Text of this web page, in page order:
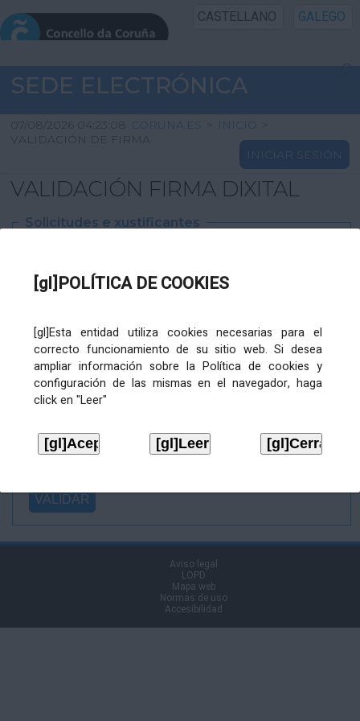
[gl]POLÍTICA DE COOKIES
[gl]Esta entidad utiliza cookies necesarias para el
correcto funcionamiento de su sitio web. Si desea
ampliar información sobre la Política de cookies y
configuración de las mismas en el navegador, haga
click en "Leer"
CASTELLANO GALEGO
INICIO SEDE
INICIO
INFORMACIÓN PÚBLICA
SEDE ELECTRÓNICA
07/08/2026 04:23:08 CORUNA.ES > INICIO
>
VALIDACIÓN DE FIRMA
INICIAR SESIÓN
VALIDACIÓN FIRMA DIXITAL
Solicitudes e xustificantes
XML
Ficheiros varios
Ficheiro
asinado:
firma (.p7s):
Aviso legal
LOPD
Mapa web
Normas de uso
Accesibilidad